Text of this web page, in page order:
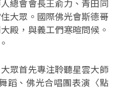
總會會長王俞力、青田同
大眾。國際佛光會斯德哥
殿，與義工們寒暄問候。
眾首先專注聆聽星雲大師
蹈、佛光合唱團表演〈點